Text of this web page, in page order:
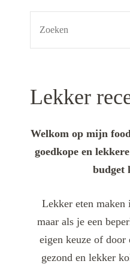
Lekker
Welkom op mijn
goedkope en
budget
Lekker eten
maar als je een
eigen keuze of door
gezond en lekker